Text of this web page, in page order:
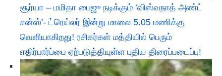
சூர்யா – மமிதா பைஜு நடிக்கும் ‘விஸ்வநாத் அண்ட்
சன்ஸ்’- ட்ரெய்லர் இன்று மாலை 5.05 மணிக்கு
வெளியாகிறது! ரசிகர்கள் மத்தியில் பெரும்
எதிர்பார்ப்பை ஏற்படுத்தியுள்ள புதிய திரைப்படைப்பு!